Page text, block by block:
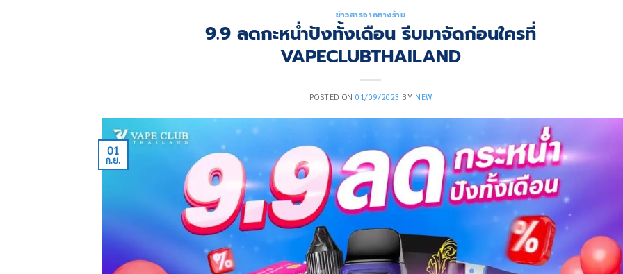
ข่าวสารจากทางร้าน
9.9 ลดกะหน่ำปังทั้งเดือน รีบมาจัดก่อนใครที่
VAPECLUBTHAILAND
POSTED ON01/09/2023 BY NEW
01
ก.ย.